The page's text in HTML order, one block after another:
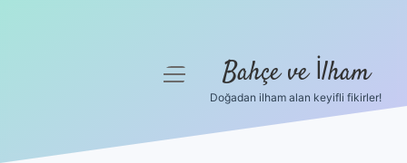
menüyü
Bahçe ve İlham
Doğadan ilham alan keyifli fikirler!